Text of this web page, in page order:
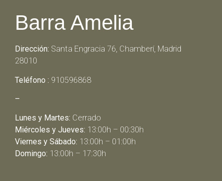
Barra Amelia
Dirección: Santa Engracia 76, Chamberí, Madrid
28010
Teléfono : 910596868
–
Lunes y Martes: Cerrado
Miércoles y Jueves: 13:00h – 00:30h
Viernes y Sábado: 13:00h – 01:00h
Domingo: 13:00h – 17:30h